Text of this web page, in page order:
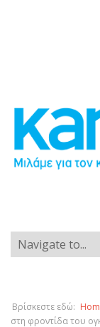
Βρίσκεστε εδώ:
στη φροντίδα του